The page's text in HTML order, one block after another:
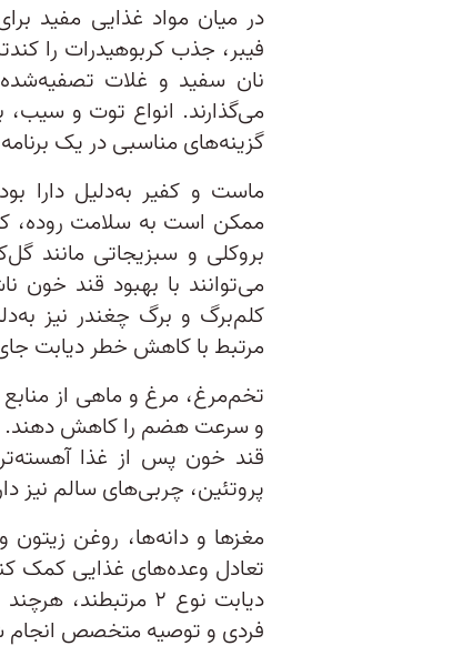
در میان مواد غذایی مفید
فیبر، جذب کربوهیدرات را
نان سفید و غلات تصفیه‌شده
می‌گذارند. انواع توت و سیب،
گزینه‌های مناسبی در یک
ماست و کفیر به‌دلیل دارا
ممکن است به سلامت روده،
بروکلی و سبزیجاتی مانند
می‌توانند با بهبود قند خون
کلم‌برگ و برگ چغندر نیز
مرتبط با کاهش خطر دیابت
تخم‌مرغ، مرغ و ماهی از
و سرعت هضم را کاهش دهند.
قند خون پس از غذا
پروتئین، چربی‌های سالم نیز
مغزها و دانه‌ها، روغن زیتون
تعادل وعده‌های غذایی کمک
دیابت نوع ۲
فردی و توصیه متخصص انجام